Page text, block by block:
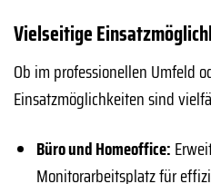
Vielseitige
Ob im professionellen Umfeld
Einsatzmöglichkeiten sind
Büro und Homeoffice:
Monitorarbeitsplatz für